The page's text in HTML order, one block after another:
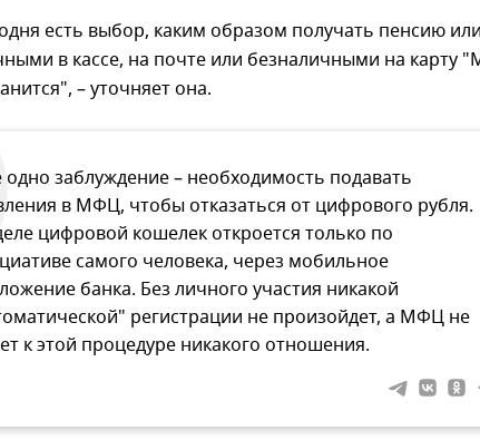
есть выбор, каким образом получать пенсию или
в кассе, на почте или безналичными на карту
– уточняет она.
заблуждение – необходимость подавать
в МФЦ, чтобы отказаться от цифрового рубля.
цифровой кошелек откроется только по
самого человека, через мобильное
банка. Без личного участия никакой
регистрации не произойдет, а МФЦ не
к этой процедуре никакого отношения.